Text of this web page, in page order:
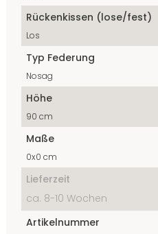
Rückenkissen (lose/fest)
Los
Typ Federung
Nosag
Höhe
90 cm
Maße
0x0 cm
Lieferzeit
ca. 8-10 Wochen
Artikelnummer